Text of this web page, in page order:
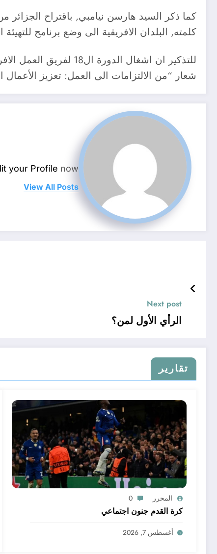
كما ذكر السيد هارسن نيامبي, باقتراح الجزائر
كلمته, البلدان الافريقية الى وضع برنامج للتهيئة
للتذكير ان اشغال
شعار “من الالتزامات الى العمل: تعزيز الأعمال
your Profile now.
View All Posts
Next post
الرأي الأول لمن؟
تقارير
المحرر 0
كرة القدم جنون اجتماعي
أغسطس 7, 2026